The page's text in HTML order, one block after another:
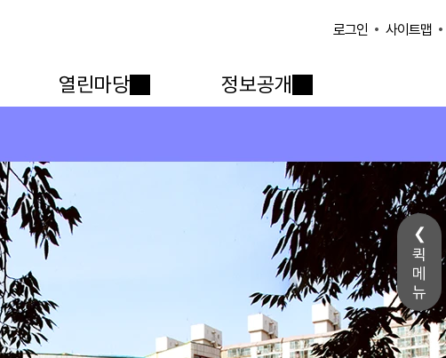
퀵
메
뉴
로그인 사이트맵
열린마당 정보공개